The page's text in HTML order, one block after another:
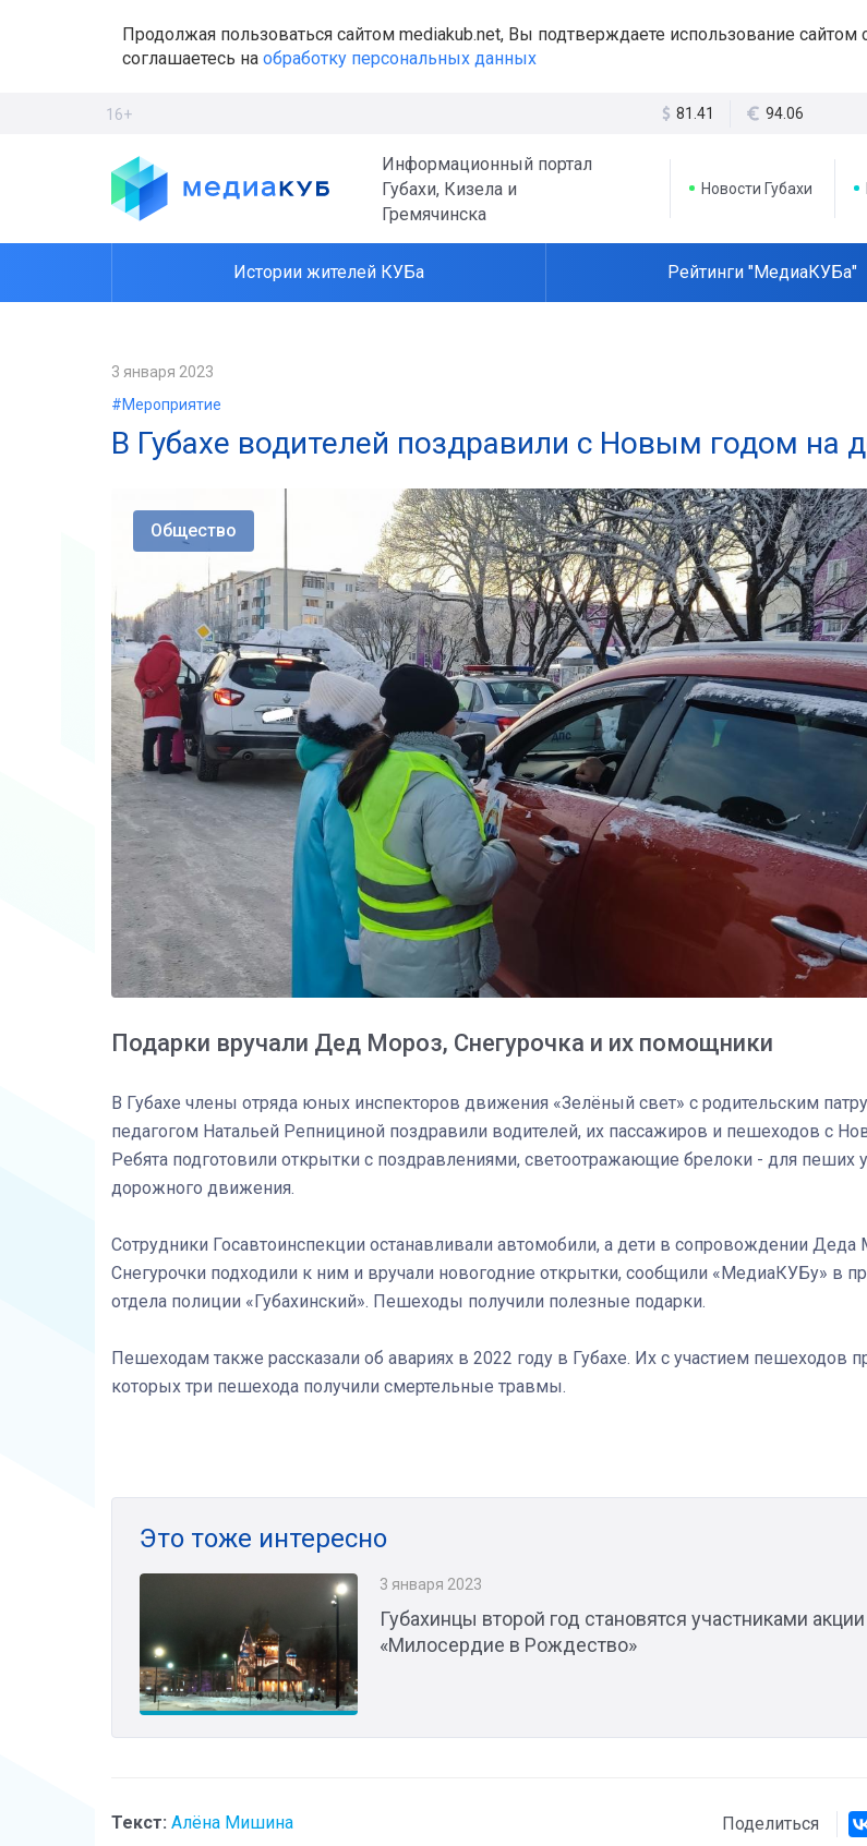
Продолжая пользоваться сайтом mediakub.net, Вы подтверждаете использование сайтом
соглашаетесь на обработку персональных данных
16+ 81.41 94.06
Информационный портал
Губахи, Кизела и
Гремячинска
Новости Губахи
Истории жителей КУБа Рейтинги "МедиаКУБа"
3 января 2023
#Мероприятие
В Губахе водителей поздравили с Новым годом на
Общество
Подарки вручали Дед Мороз, Снегурочка и их помощники
В Губахе члены отряда юных инспекторов движения «Зелёный свет» с родительским
педагогом Натальей Репнициной поздравили водителей, их пассажиров и пешеходов с
Ребята подготовили открытки с поздравлениями, светоотражающие брелоки - для пеших
дорожного движения.
Сотрудники Госавтоинспекции останавливали автомобили, а дети в сопровождении Деда
Снегурочки подходили к ним и вручали новогодние открытки, сообщили «МедиаКУБу» в
отдела полиции «Губахинский». Пешеходы получили полезные подарки.
Пешеходам также рассказали об авариях в 2022 году в Губахе. Их с участием пешеходов
которых три пешехода получили смертельные травмы.
Это тоже интересно
3 января 2023
Губахинцы второй год становятся участниками акции
«Милосердие в Рождество»
Текст: Алёна Мишина
Поделиться